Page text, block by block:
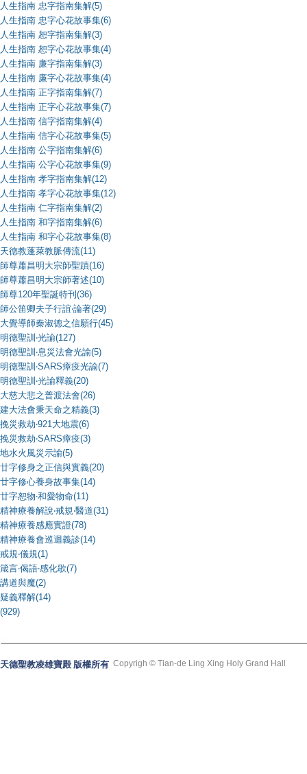
人生指南 忠字指南集解(5)
人生指南 忠字心花故事集(6)
人生指南 恕字指南集解(3)
人生指南 恕字心花故事集(4)
人生指南 廉字指南集解(3)
人生指南 廉字心花故事集(4)
人生指南 正字指南集解(7)
人生指南 正字心花故事集(7)
人生指南 信字指南集解(4)
人生指南 信字心花故事集(5)
人生指南 公字指南集解(6)
人生指南 公字心花故事集(9)
人生指南 孝字指南集解(12)
人生指南 孝字心花故事集(12)
人生指南 仁字指南集解(2)
人生指南 和字指南集解(6)
人生指南 和字心花故事集(8)
天德教蓬萊教脈傳流(11)
師尊蕭昌明大宗師聖蹟(16)
師尊蕭昌明大宗師著述(10)
師尊120年聖誕特刊(36)
師公笛卿夫子行誼‧論著(29)
大覺導師秦淑德之信願行(45)
明德聖訓‧光諭(127)
明德聖訓‧息災法會光諭(5)
明德聖訓‧SARS瘴疫光諭(7)
明德聖訓‧光諭釋義(20)
大慈大悲之普渡法會(26)
建大法會秉天命之精義(3)
挽災救劫‧921大地震(6)
挽災救劫‧SARS瘴疫(3)
地水火風災示諭(5)
廿字修身之正信與實義(20)
廿字修心養身故事集(14)
廿字恕物‧和愛物命(11)
精神療養解說‧戒規‧醫道(31)
精神療養感應實證(78)
精神療養會巡迴義診(14)
戒規‧儀規(1)
箴言‧偈語‧感化歌(7)
講道與魔(2)
疑義釋解(14)
(929)
天德聖教凌雄寶殿 版權所有 Copyrigh © Tian-de Ling Xing Holy Grand Hall